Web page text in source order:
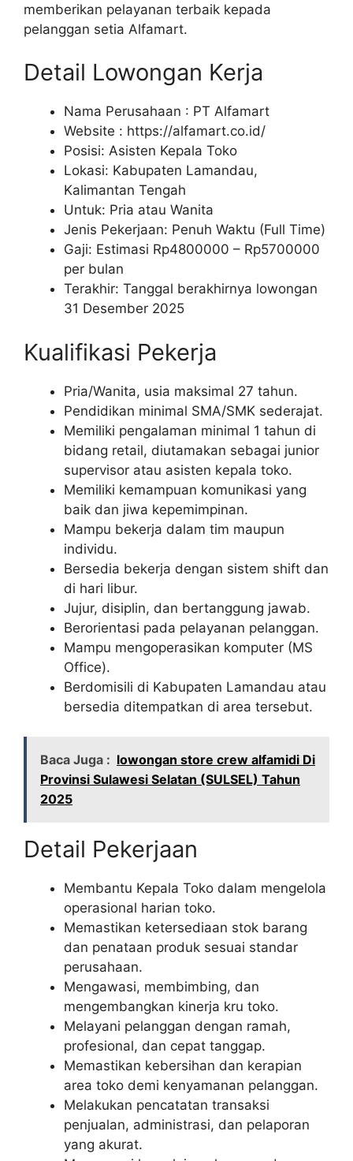
memberikan pelayanan terbaik kepada
pelanggan setia Alfamart.
Detail Lowongan Kerja
Nama Perusahaan : PT Alfamart
Website : https://alfamart.co.id/
Posisi: Asisten Kepala Toko
Lokasi: Kabupaten Lamandau,
Kalimantan Tengah
Untuk: Pria atau Wanita
Jenis Pekerjaan: Penuh Waktu (Full Time)
Gaji: Estimasi Rp4800000 – Rp5700000
per bulan
Terakhir: Tanggal berakhirnya lowongan
31 Desember 2025
Kualifikasi Pekerja
Pria/Wanita, usia maksimal 27 tahun.
Pendidikan minimal SMA/SMK sederajat.
Memiliki pengalaman minimal 1 tahun di
bidang retail, diutamakan sebagai junior
supervisor atau asisten kepala toko.
Memiliki kemampuan komunikasi yang
baik dan jiwa kepemimpinan.
Mampu bekerja dalam tim maupun
individu.
Bersedia bekerja dengan sistem shift dan
di hari libur.
Jujur, disiplin, dan bertanggung jawab.
Berorientasi pada pelayanan pelanggan.
Mampu mengoperasikan komputer (MS
Office).
Berdomisili di Kabupaten Lamandau atau
bersedia ditempatkan di area tersebut.
Baca Juga : lowongan store crew alfamidi Di
Provinsi Sulawesi Selatan (SULSEL) Tahun
2025
Detail Pekerjaan
Membantu Kepala Toko dalam mengelola
operasional harian toko.
Memastikan ketersediaan stok barang
dan penataan produk sesuai standar
perusahaan.
Mengawasi, membimbing, dan
mengembangkan kinerja kru toko.
Melayani pelanggan dengan ramah,
profesional, dan cepat tanggap.
Memastikan kebersihan dan kerapian
area toko demi kenyamanan pelanggan.
Melakukan pencatatan transaksi
penjualan, administrasi, dan pelaporan
yang akurat.